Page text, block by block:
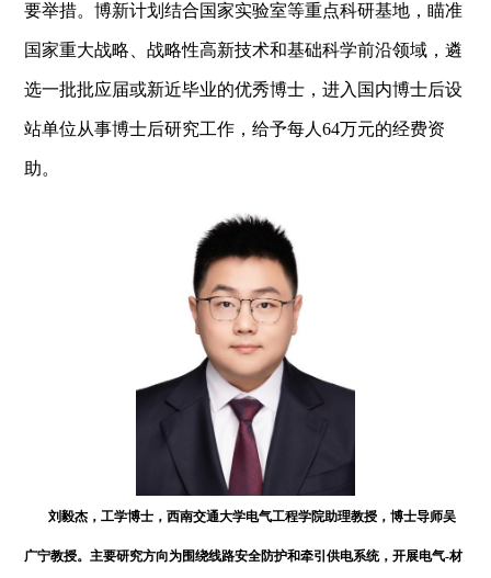
要举措。博新计划结合国家实验室等重点科研基地，瞄准
国家重大战略、战略性高新技术和基础科学前沿领域，遴
选一批批应届或新近毕业的优秀博士，进入国内博士后设
站单位从事博士后研究工作，给予每人64万元的经费资
助。
刘毅杰，工学博士，西南交通大学电气工程学院助理教授，博士导师吴
广宁教授。主要研究方向为围绕线路安全防护和牵引供电系统，开展电气-材